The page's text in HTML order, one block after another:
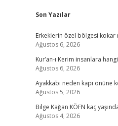
Sidebar
Son Yazılar
Erkeklerin özel bölgesi kokar
Ağustos 6, 2026
Kur’an-ı Kerim insanlara
Ağustos 6, 2026
Ayakkabı neden kapı önüne
Ağustos 5, 2026
Bilge Kağan KÖFN kaç
Ağustos 4, 2026